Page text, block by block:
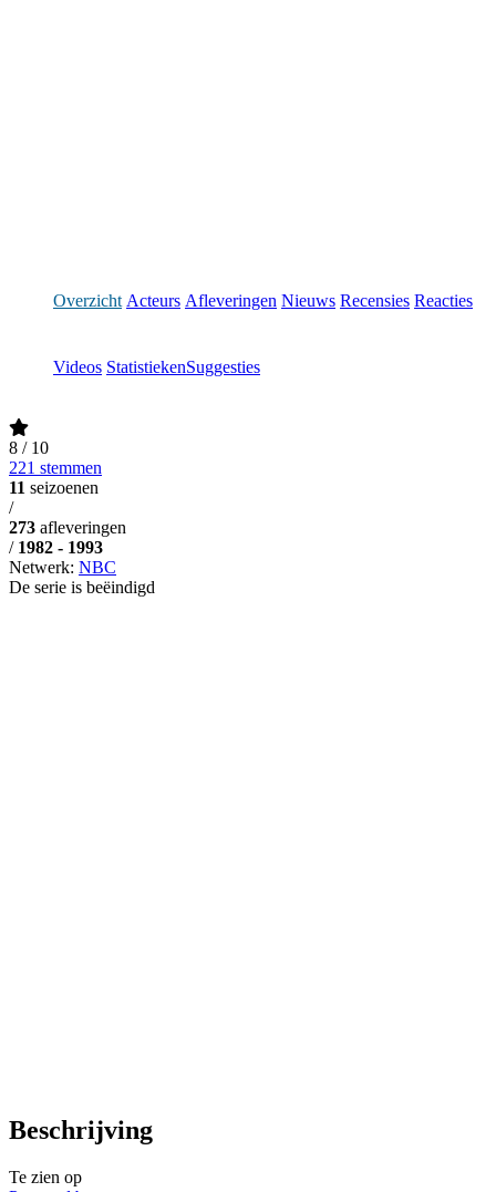
Overzicht Acteurs Afleveringen Nieuws Recensies Reacties
Videos StatistiekenSuggesties
8 / 10
221 stemmen
11 seizoenen
/
273 afleveringen
/ 1982 - 1993
Netwerk: NBC
De serie is beëindigd
Beschrijving
Te zien op